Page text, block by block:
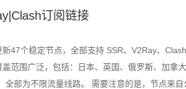
订阅链接
新47个稳定节点，全部支持 SSR、V2Ray、
盖范围广泛，包括：日本、英国、俄罗斯、加拿
全部为不限流量线路。 需要注意的是，节点来